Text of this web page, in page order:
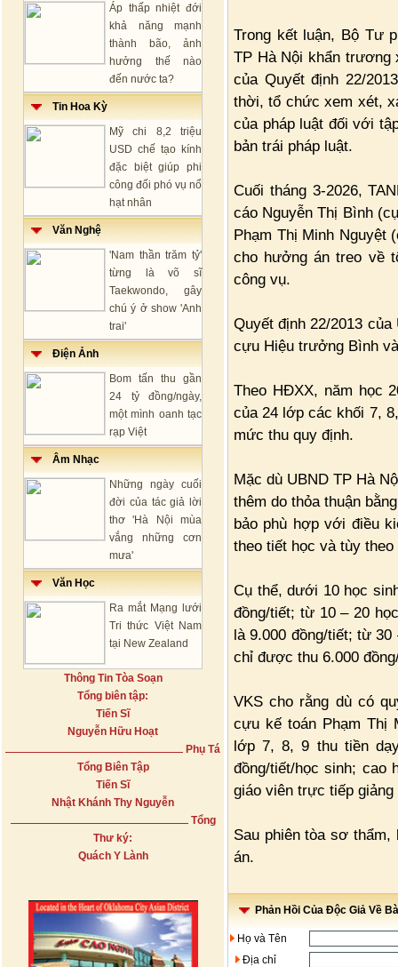
Áp thấp nhiệt đới
khả năng mạnh
thành bão, ảnh
hưởng thế nào
đến nước ta?
Tin Hoa Kỳ
Mỹ chi 8,2 triệu
USD chế tạo kính
đặc biệt giúp phi
công đối phó vụ nổ
hạt nhân
Văn Nghệ
'Nam thần trăm tỷ'
từng là võ sĩ
Taekwondo, gây
chú ý ở show 'Anh
trai'
Điện Ảnh
Bom tấn thu gần
24 tỷ đồng/ngày,
một mình oanh tạc
rạp Việt
Âm Nhạc
Những ngày cuối
đời của tác giả lời
thơ 'Hà Nội mùa
vắng những cơn
mưa'
Văn Học
Ra mắt Mạng lưới
Tri thức Việt Nam
tại New Zealand
Thông Tin Tòa Soạn
Tổng biên tập:
Tiến Sĩ
Nguyễn Hữu Hoạt
Phụ Tá
Tổng Biên Tập
Tiến Sĩ
Nhật Khánh Thy Nguyễn
Tổng
Thư ký:
Quách Y Lành
Trong kết luận, Bộ Tư
TP Hà Nội khẩn trương
của Quyết định 22/
thời, tổ chức xem xét,
của pháp luật đối với
bản trái pháp luật.
Cuối tháng 3-2026,
cáo Nguyễn Thị Bình
Phạm Thị Minh Nguyệt
cho hưởng án treo về
công vụ.
Quyết định 22/2013
cựu Hiệu trưởng Bình
Theo HĐXX, năm học
của 24 lớp các khối 7,
mức thu quy định.
Mặc dù UBND TP Hà
thêm do thỏa thuận
bảo phù hợp với điều
theo tiết học và tùy
Cụ thể, dưới 10 học
đồng/tiết; từ 10 – 20
là 9.000 đồng/tiết; từ
chỉ được thu 6.000
VKS cho rằng dù có
cựu kế toán Phạm Thị
lớp 7, 8, 9 thu tiền
đồng/tiết/học sinh; cao
giáo viên trực tiếp
Sau phiên tòa sơ thẩm,
án.
Phản Hồi Của Độc Giả Về
Họ và Tên
Địa chỉ